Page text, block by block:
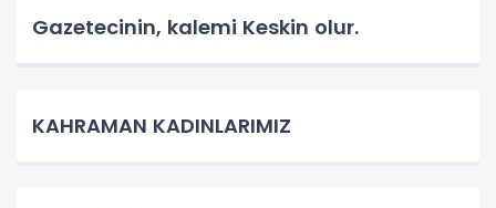
Gazetecinin, kalemi Keskin olur.
KAHRAMAN KADINLARIMIZ